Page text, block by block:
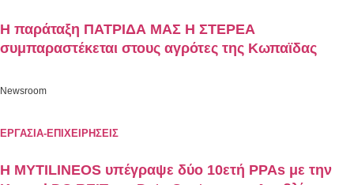
Η παράταξη ΠΑΤΡΙΔΑ ΜΑΣ Η ΣΤΕΡΕΑ
συμπαραστέκεται στους αγρότες της Κωπαϊδας
Newsroom
ΕΡΓΑΣΙΑ-ΕΠΙΧΕΙΡΗΣΕΙΣ
Η MYTILINEOS υπέγραψε δύο 10ετή PPAs με την